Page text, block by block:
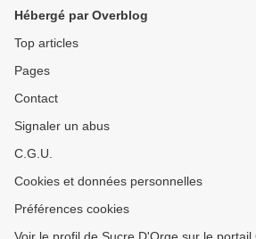
Hébergé par Overblog
Top articles
Pages
Contact
Signaler un abus
C.G.U.
Cookies et données personnelles
Préférences cookies